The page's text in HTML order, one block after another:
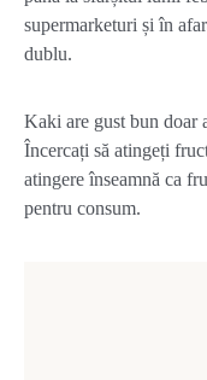
supermarketuri și în
dublu.
Kaki are gust bun doar
Încercați să atingeți
atingere înseamnă ca
pentru consum.